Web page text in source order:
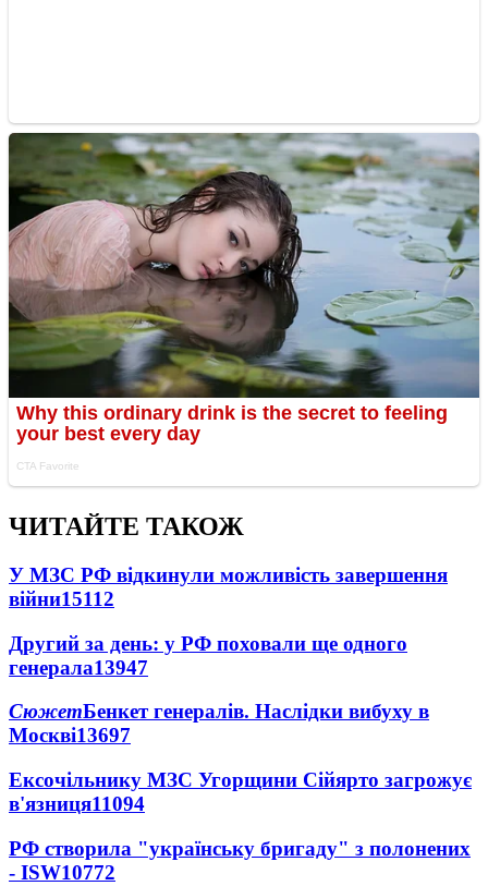
ЧИТАЙТЕ ТАКОЖ
У МЗС РФ відкинули можливість завершення
війни15112
Другий за день: у РФ поховали ще одного
генерала13947
СюжетБенкет генералів. Наслідки вибуху в
Москві13697
Ексочільнику МЗС Угорщини Сійярто загрожує
в'язниця11094
РФ створила "українську бригаду" з полонених
- ISW10772